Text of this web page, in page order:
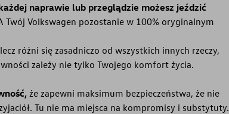
naprawie lub przeglądzie możesz jeździć
Twój Volkswagen pozostanie w 100% oryginalnym
różni się zasadniczo od wszystkich innych rzeczy,
zależy nie tylko Twojego komfort życia.
że zapewni maksimum bezpieczeństwa, że nie
Tu nie ma miejsca na kompromisy i substytuty.